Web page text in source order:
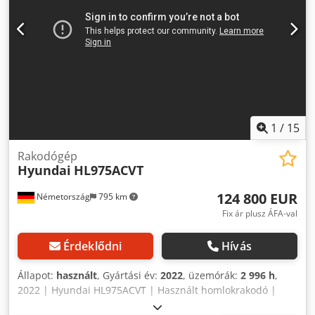
akár villaadapterig, 3. szelep – összecsukható kanállal –
elöl lévő gumik 80% – hátul lévő gumik 80% – jó állapot –
légkompresszor a hátul 3. szelep, fűtés, teljes kabin,
1 / 15
Németország 795 km
Rakodógép
Hyundai HL975ACVT
124 800 EUR
Fix ár plusz ÁFA-val
Érdeklődni Hívás
Állapot: használt, Gyártási év: 2022, üzemórák: 2 996 h,
2022 | Hyundai HL975ACVT | Használt homlokrakodó |
2996 üzemóra 📍Helyszín: Németország 🚛 Szállítás